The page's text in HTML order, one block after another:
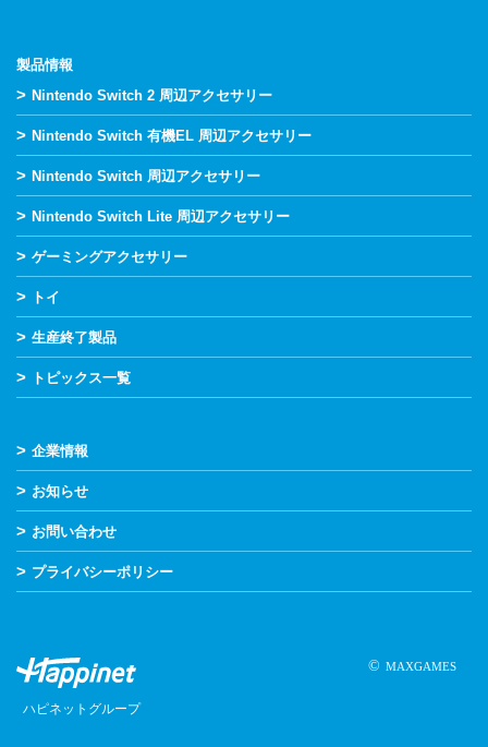
製品情報
> Nintendo Switch 2 周辺アクセサリー
> Nintendo Switch 有機EL 周辺アクセサリー
> Nintendo Switch 周辺アクセサリー
> Nintendo Switch Lite 周辺アクセサリー
> ゲーミングアクセサリー
> トイ
> 生産終了製品
> トピックス一覧
> 企業情報
> お知らせ
> お問い合わせ
> プライバシーポリシー
ハピネットグループ
© MAXGAMES